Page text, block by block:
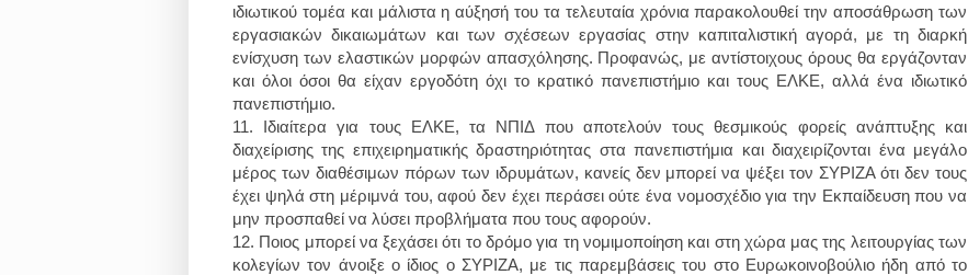
ιδιωτικού τομέα και μάλιστα η αύξησή του τα τελευταία χρόνια παρακολουθεί την αποσάθρωση των
εργασιακών δικαιωμάτων και των σχέσεων εργασίας στην καπιταλιστική αγορά, με τη διαρκή
ενίσχυση των ελαστικών μορφών απασχόλησης. Προφανώς, με αντίστοιχους όρους θα εργάζονταν
και όλοι όσοι θα είχαν εργοδότη όχι το κρατικό πανεπιστήμιο και τους ΕΛΚΕ, αλλά ένα ιδιωτικό
πανεπιστήμιο.
11. Ιδιαίτερα για τους ΕΛΚΕ, τα ΝΠΙΔ που αποτελούν τους θεσμικούς φορείς ανάπτυξης και
διαχείρισης της επιχειρηματικής δραστηριότητας στα πανεπιστήμια και διαχειρίζονται ένα μεγάλο
μέρος των διαθέσιμων πόρων των ιδρυμάτων, κανείς δεν μπορεί να ψέξει τον ΣΥΡΙΖΑ ότι δεν τους
έχει ψηλά στη μέριμνά του, αφού δεν έχει περάσει ούτε ένα νομοσχέδιο για την Εκπαίδευση που να
μην προσπαθεί να λύσει προβλήματα που τους αφορούν.
12. Ποιος μπορεί να ξεχάσει ότι το δρόμο για τη νομιμοποίηση και στη χώρα μας της λειτουργίας των
κολεγίων τον άνοιξε ο ίδιος ο ΣΥΡΙΖΑ, με τις παρεμβάσεις του στο Ευρωκοινοβούλιο ήδη από το